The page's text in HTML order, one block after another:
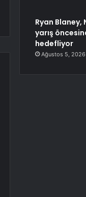
Ryan
yarış
hedefliyor
Ağustos 5, 2026